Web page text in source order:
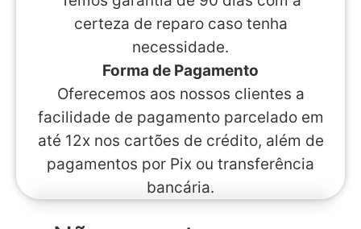
certeza de reparo caso tenha
necessidade.
Forma de Pagamento
Oferecemos aos nossos clientes a
facilidade de pagamento parcelado em
até 12x nos cartões de crédito, além de
pagamentos por Pix ou transferência
bancária.